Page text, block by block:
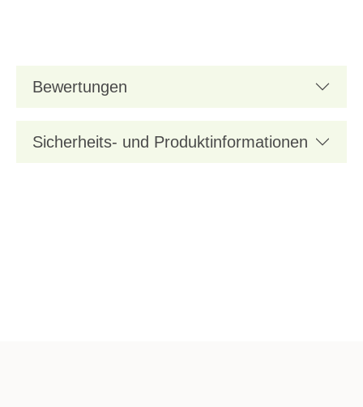
Bewertungen
Sicherheits- und Produktinformationen